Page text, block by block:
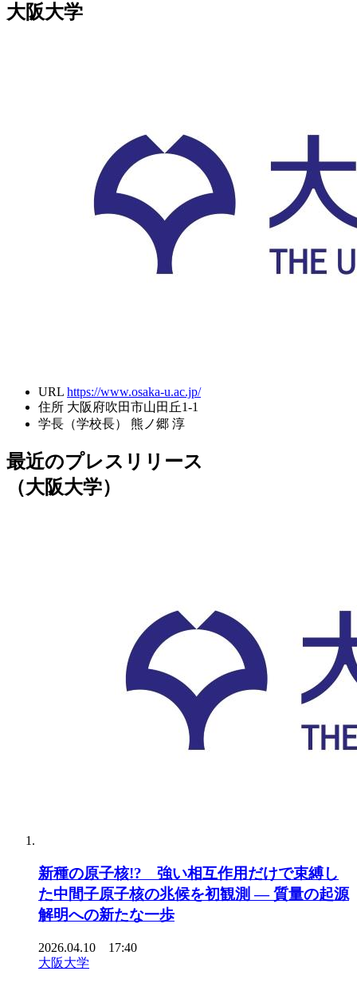
大阪大学
URL https://www.osaka-u.ac.jp/
住所 大阪府吹田市山田丘1-1
学長（学校長）
熊ノ郷 淳
最近のプレスリリース
（大阪大学）
新種の原子核!? 強い相互作用だけで束縛し
た中間子原子核の兆候を初観測 ― 質量の起源
解明への新たな一歩
2026.04.10 17:40
大阪大学